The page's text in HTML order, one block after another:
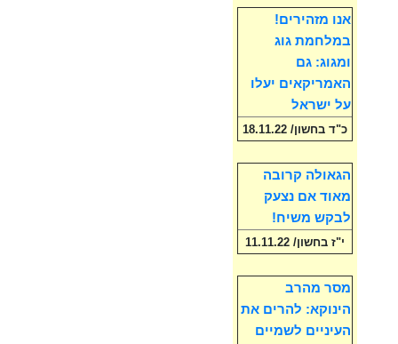
אנו מזהירים!
במלחמת גוג
ומגוג: גם
האמריקאים יעלו
על ישראל
כ"ד בחשון/ 18.11.22
הגאולה קרובה
מאוד אם נצעק
לבקש משיח!
י"ז בחשון/ 11.11.22
מסר מהרב
הינוקא: להרים את
העיניים לשמיים